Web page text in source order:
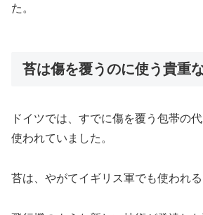
た。
苔は傷を覆うのに使う貴重
ドイツでは、すでに傷を覆う包帯の
使われていました。
苔は、やがてイギリス軍でも使われる